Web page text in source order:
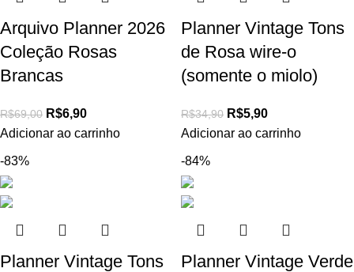
Arquivo Planner 2026
Coleção Rosas
Brancas
R$69,00 R$6,90
Adicionar ao carrinho
Planner Vintage Tons
de Rosa wire-o
(somente o miolo)
R$34,90 R$5,90
Adicionar ao carrinho
-83%
Planner Vintage Tons
-84%
Planner Vintage Verde